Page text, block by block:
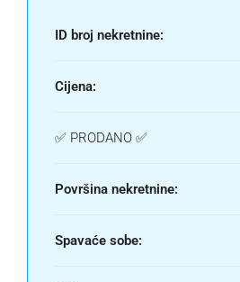
ID broj nekretnine:
Cijena:
✅ PRODANO ✅
Površina nekretnine:
Spavaće sobe: